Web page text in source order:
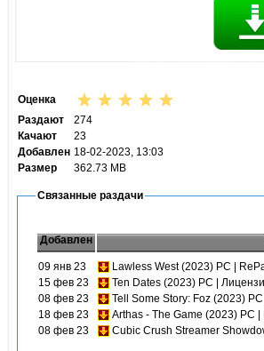
Оценка
Раздают
274
Качают
23
Добавлен 18-02-2023, 13:03
Размер
362.73 MB
Связанные раздачи
Добавлен
09 янв 23
Lawless West (2023) PC |
15 фев 23
Ten Dates (2023) PC |
08 фев 23
Tell Some Story: Foz (2023)
18 фев 23
Arthas - The Game (2023) PC
08 фев 23
Cubic Crush Streamer